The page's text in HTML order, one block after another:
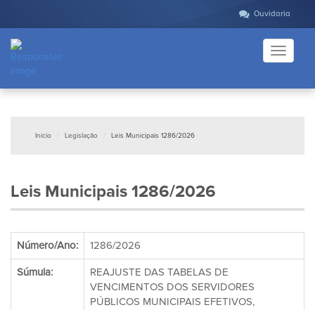
Ouvidoria
Toggle
Início Legislação Leis Municipais 1286/2026
Leis Municipais 1286/2026
Número/Ano: 1286/2026
Súmula:
REAJUSTE DAS TABELAS DE
VENCIMENTOS DOS SERVIDORES
PÚBLICOS MUNICIPAIS EFETIVOS,